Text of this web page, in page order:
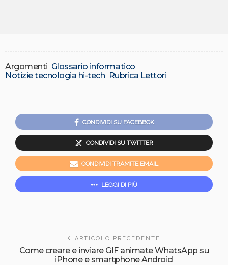
Argomenti Glossario informatico
Notizie tecnologia hi-tech Rubrica Lettori
CONDIVIDI SU FACEBBOK
CONDIVIDI SU TWITTER
CONDIVIDI TRAMITE EMAIL
LEGGI DI PIÙ
ARTICOLO PRECEDENTE
Come creare e inviare GIF animate WhatsApp su
iPhone e smartphone Android